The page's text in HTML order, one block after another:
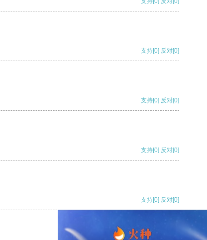
支持[0] 反对[0]
支持[0] 反对[0]
支持[0] 反对[0]
支持[0] 反对[0]